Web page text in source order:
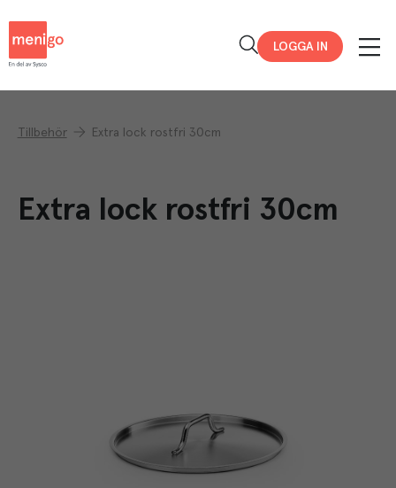
LOGGA IN
Tillbehör Extra lock rostfri 30cm
Extra lock rostfri 30cm